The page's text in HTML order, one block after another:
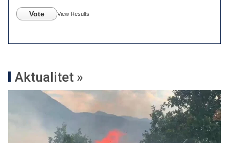
Vote View Results
Aktualitet »